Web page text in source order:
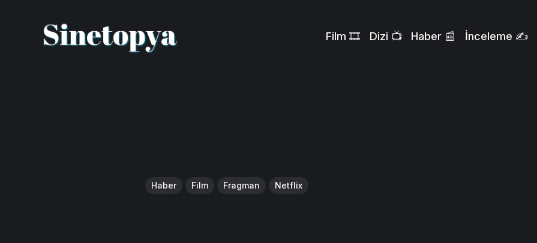
Film 🎞️ Dizi 📺 Haber 📰 İnceleme ✍️
Haber Film Fragman Netflix